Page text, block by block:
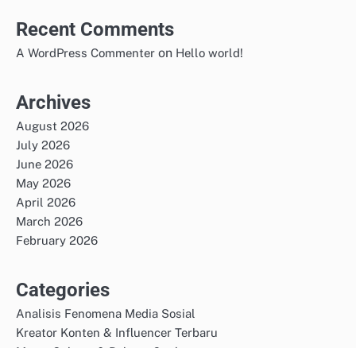
Recent Comments
A WordPress Commenter on Hello world!
Archives
August 2026
July 2026
June 2026
May 2026
April 2026
March 2026
February 2026
Categories
Analisis Fenomena Media Sosial
Kreator Konten & Influencer Terbaru